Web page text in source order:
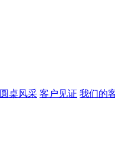
圆桌风采 客户见证 我们的